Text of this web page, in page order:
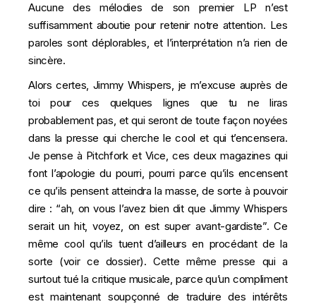
Aucune des mélodies de son premier LP n’est
suffisamment aboutie pour retenir notre attention. Les
paroles sont déplorables, et l’interprétation n’a rien de
sincère.
Alors certes, Jimmy Whispers, je m’excuse auprès de
toi pour ces quelques lignes que tu ne liras
probablement pas, et qui seront de toute façon noyées
dans la presse qui cherche le cool et qui t’encensera.
Je pense à Pitchfork et Vice, ces deux magazines qui
font l’apologie du pourri, pourri parce qu’ils encensent
ce qu’ils pensent atteindra la masse, de sorte à pouvoir
dire : “ah, on vous l’avez bien dit que Jimmy Whispers
serait un hit, voyez, on est super avant-gardiste”. Ce
même cool qu’ils tuent d’ailleurs en procédant de la
sorte (voir ce dossier). Cette même presse qui a
surtout tué la critique musicale, parce qu’un compliment
est maintenant soupçonné de traduire des intérêts